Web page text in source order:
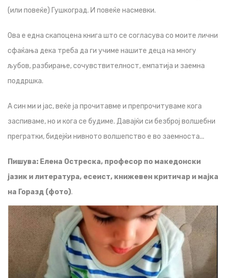
(или повеќе) Гушкоград. И повеќе насмевки.
Ова е една скапоцена книга што се согласува со моите лични
сфаќања дека треба да ги учиме нашите деца на многу
љубов, разбирање, сочувствителност, емпатија и заемна
поддршка.
А син ми и јас, веќе ја прочитавме и препрочитуваме кога
заспиваме, но и кога се будиме. Давајќи си безброј волшебни
прегратки, бидејќи нивното волшепство е во заемноста...
Пишува: Елена Остреска, професор по македонски
јазик и литература, есеист, книжевен критичар и мајка
на Горазд (фото).